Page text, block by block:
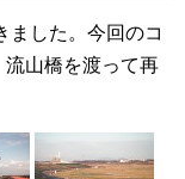
ました。今回のコ
山橋を渡って再